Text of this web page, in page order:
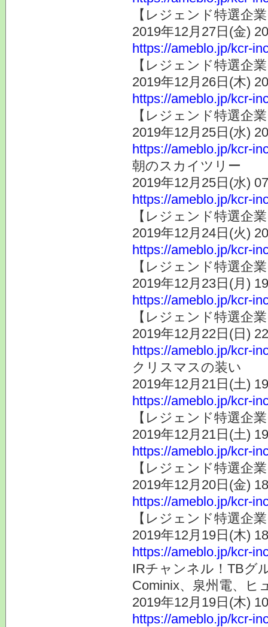
【レジェンド特選企
2019年12月27日(金)
https://ameblo.jp/kcr-
【レジェンド特選企
2019年12月26日(木)
https://ameblo.jp/kcr-
【レジェンド特選企
2019年12月25日(水)
https://ameblo.jp/kcr-
朝のスカイツリー
2019年12月25日(水)
https://ameblo.jp/kcr-
【レジェンド特選企
2019年12月24日(火)
https://ameblo.jp/kcr-
【レジェンド特選企
2019年12月23日(月)
https://ameblo.jp/kcr-
【レジェンド特選企
2019年12月22日(日)
https://ameblo.jp/kcr-
クリスマスの装い
2019年12月21日(土)
https://ameblo.jp/kcr-
【レジェンド特選企
2019年12月21日(土)
https://ameblo.jp/kcr-
【レジェンド特選企
2019年12月20日(金)
https://ameblo.jp/kcr-
【レジェンド特選企
2019年12月19日(木)
https://ameblo.jp/kcr-
IRチャンネル！TBグ
Cominix、泉州電、ヒ
2019年12月19日(木)
https://ameblo.jp/kcr-